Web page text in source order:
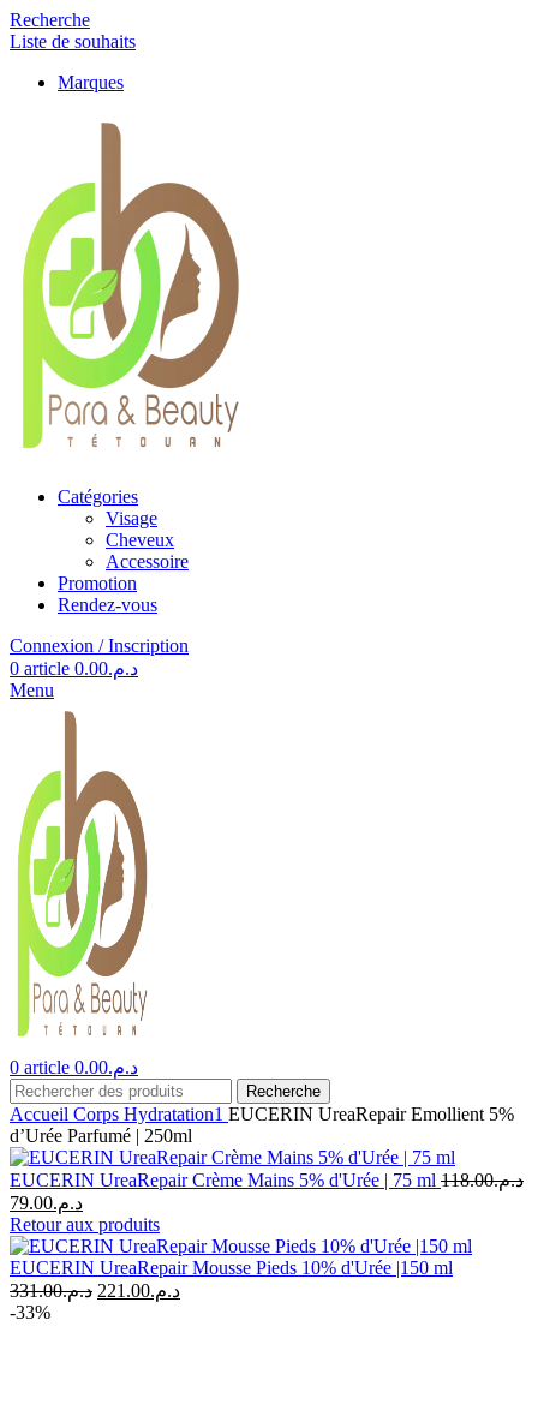
Recherche
Liste de souhaits
Marques
Catégories
Visage
Cheveux
Accessoire
Promotion
Rendez-vous
Connexion / Inscription
0 article د.م.0.00
Menu
0 article د.م.0.00
Recherche
Accueil Corps Hydratation1 EUCERIN UreaRepair Emollient 5%
d’Urée Parfumé | 250ml
EUCERIN UreaRepair Crème Mains 5% d'Urée | 75 ml د.م.118.00
Le
prix
initial
était :
د.م.118.00.
د.م.79.00
Le
prix
actuel
est :
د.م.79.00.
Retour aux produits
EUCERIN UreaRepair Mousse Pieds 10% d'Urée |150 ml
د.م.331.00
Le
د.م.221.00
Le
-33%